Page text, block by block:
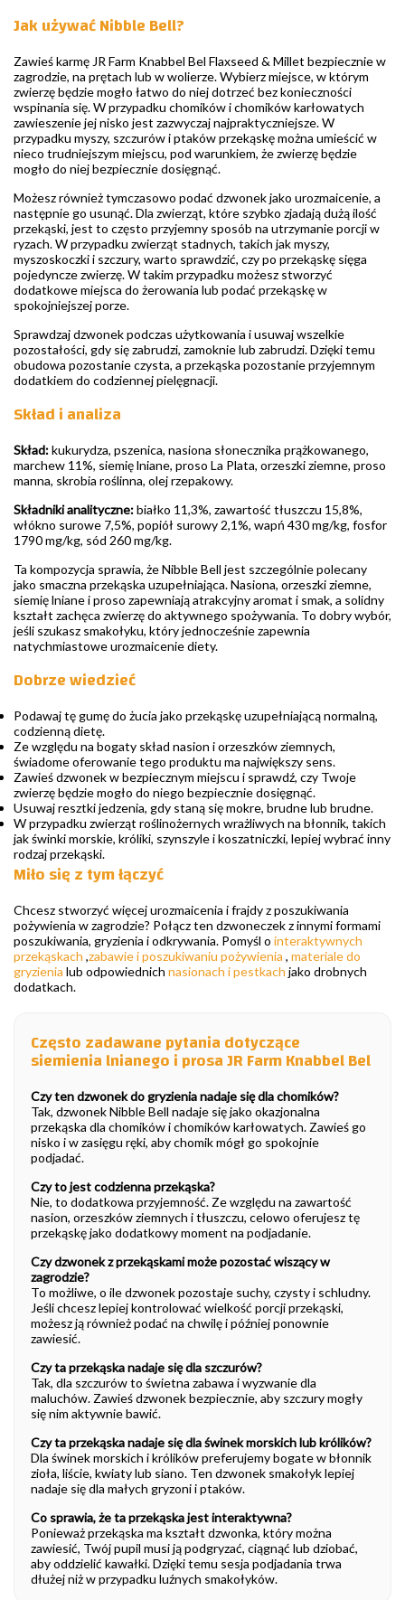
Jak używać Nibble Bell?
Zawieś karmę JR Farm Knabbel Bel Flaxseed & Millet bezpiecznie w
zagrodzie, na prętach lub w wolierze. Wybierz miejsce, w którym
zwierzę będzie mogło łatwo do niej dotrzeć bez konieczności
wspinania się. W przypadku chomików i chomików karłowatych
zawieszenie jej nisko jest zazwyczaj najpraktyczniejsze. W
przypadku myszy, szczurów i ptaków przekąskę można umieścić w
nieco trudniejszym miejscu, pod warunkiem, że zwierzę będzie
mogło do niej bezpiecznie dosięgnąć.
Możesz również tymczasowo podać dzwonek jako urozmaicenie, a
następnie go usunąć. Dla zwierząt, które szybko zjadają dużą ilość
przekąski, jest to często przyjemny sposób na utrzymanie porcji w
ryzach. W przypadku zwierząt stadnych, takich jak myszy,
myszoskoczki i szczury, warto sprawdzić, czy po przekąskę sięga
pojedyncze zwierzę. W takim przypadku możesz stworzyć
dodatkowe miejsca do żerowania lub podać przekąskę w
spokojniejszej porze.
Sprawdzaj dzwonek podczas użytkowania i usuwaj wszelkie
pozostałości, gdy się zabrudzi, zamoknie lub zabrudzi. Dzięki temu
obudowa pozostanie czysta, a przekąska pozostanie przyjemnym
dodatkiem do codziennej pielęgnacji.
Skład i analiza
Skład:kukurydza, pszenica, nasiona słonecznika prążkowanego,
marchew 11%, siemię lniane, proso La Plata, orzeszki ziemne, proso
manna, skrobia roślinna, olej rzepakowy.
Składniki analityczne:białko 11,3%, zawartość tłuszczu 15,8%,
włókno surowe 7,5%, popiół surowy 2,1%, wapń 430 mg/kg, fosfor
1790 mg/kg, sód 260 mg/kg.
Ta kompozycja sprawia, że Nibble Bell jest szczególnie polecany
jako smaczna przekąska uzupełniająca. Nasiona, orzeszki ziemne,
siemię lniane i proso zapewniają atrakcyjny aromat i smak, a solidny
kształt zachęca zwierzę do aktywnego spożywania. To dobry wybór,
jeśli szukasz smakołyku, który jednocześnie zapewnia
natychmiastowe urozmaicenie diety.
Dobrze wiedzieć
Podawaj tę gumę do żucia jako przekąskę uzupełniającą normalną,
codzienną dietę.
Ze względu na bogaty skład nasion i orzeszków ziemnych,
świadome oferowanie tego produktu ma największy sens.
Zawieś dzwonek w bezpiecznym miejscu i sprawdź, czy Twoje
zwierzę będzie mogło do niego bezpiecznie dosięgnąć.
Usuwaj resztki jedzenia, gdy staną się mokre, brudne lub brudne.
W przypadku zwierząt roślinożernych wrażliwych na błonnik, takich
jak świnki morskie, króliki, szynszyle i koszatniczki, lepiej wybrać inny
rodzaj przekąski.
Miło się z tym łączyć
Chcesz stworzyć więcej urozmaicenia i frajdy z poszukiwania
pożywienia w zagrodzie? Połącz ten dzwoneczek z innymi formami
poszukiwania, gryzienia i odkrywania. Pomyśl o interaktywnych
przekąskach ,zabawie i poszukiwaniu pożywienia , materiale do
gryzienia lub odpowiednich nasionach i pestkach jako drobnych
dodatkach.
Często zadawane pytania dotyczące
siemienia lnianego i prosa JR Farm Knabbel Bel
Czy ten dzwonek do gryzienia nadaje się dla chomików?
Tak, dzwonek Nibble Bell nadaje się jako okazjonalna
przekąska dla chomików i chomików karłowatych. Zawieś go
nisko i w zasięgu ręki, aby chomik mógł go spokojnie
podjadać.
Czy to jest codzienna przekąska?
Nie, to dodatkowa przyjemność. Ze względu na zawartość
nasion, orzeszków ziemnych i tłuszczu, celowo oferujesz tę
przekąskę jako dodatkowy moment na podjadanie.
Czy dzwonek z przekąskami może pozostać wiszący w
zagrodzie?
To możliwe, o ile dzwonek pozostaje suchy, czysty i schludny.
Jeśli chcesz lepiej kontrolować wielkość porcji przekąski,
możesz ją również podać na chwilę i później ponownie
zawiesić.
Czy ta przekąska nadaje się dla szczurów?
Tak, dla szczurów to świetna zabawa i wyzwanie dla
maluchów. Zawieś dzwonek bezpiecznie, aby szczury mogły
się nim aktywnie bawić.
Czy ta przekąska nadaje się dla świnek morskich lub królików?
Dla świnek morskich i królików preferujemy bogate w błonnik
zioła, liście, kwiaty lub siano. Ten dzwonek smakołyk lepiej
nadaje się dla małych gryzoni i ptaków.
Co sprawia, że ta przekąska jest interaktywna?
Ponieważ przekąska ma kształt dzwonka, który można
zawiesić, Twój pupil musi ją podgryzać, ciągnąć lub dziobać,
aby oddzielić kawałki. Dzięki temu sesja podjadania trwa
dłużej niż w przypadku luźnych smakołyków.